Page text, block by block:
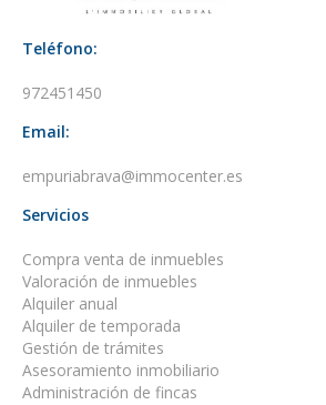
Teléfono:
972451450
Email:
empuriabrava@immocenter.es
Servicios
Compra venta de inmuebles
Valoración de inmuebles
Alquiler anual
Alquiler de temporada
Gestión de trámites
Asesoramiento inmobiliario
Administración de fincas